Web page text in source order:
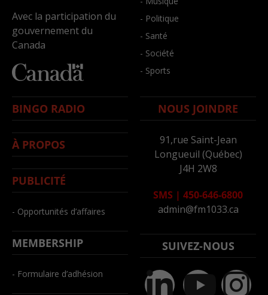
Avec la participation du
gouvernement du
Canada
- Politique
- Santé
- Société
- Sports
BINGO RADIO
À PROPOS
PUBLICITÉ
- Opportunités d’affaires
MEMBERSHIP
- Formulaire d’adhésion
NOUS JOINDRE
91,rue Saint-Jean
Longueuil (Québec)
J4H 2W8
SMS | 450-646-6800
admin@fm1033.ca
SUIVEZ-NOUS